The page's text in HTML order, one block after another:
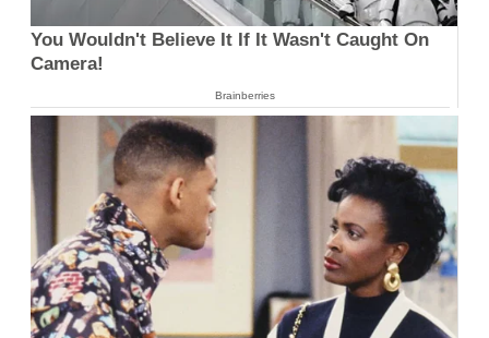
You Wouldn't Believe It If It Wasn't Caught On
Camera!
Brainberries